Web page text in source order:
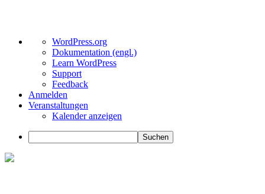
Über
WordPress
WordPress.org
Dokumentation (engl.)
Learn WordPress
Support
Feedback
Anmelden
Veranstaltungen
Kalender anzeigen
Suchen